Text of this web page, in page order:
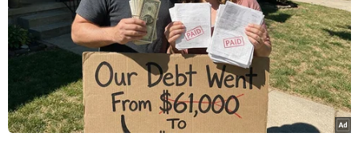
TIN LIÊN QUAN